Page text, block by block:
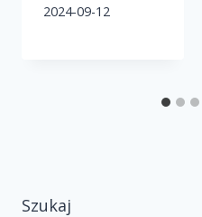
2024-09-12
Szukaj